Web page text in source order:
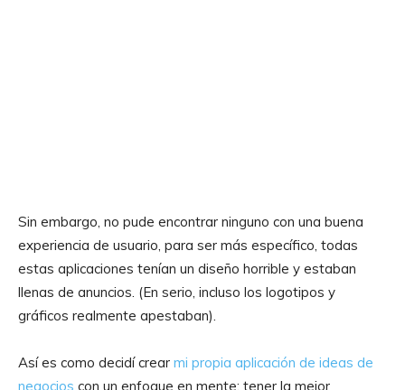
Sin embargo, no pude encontrar ninguno con una buena
experiencia de usuario, para ser más específico, todas
estas aplicaciones tenían un diseño horrible y estaban
llenas de anuncios. (En serio, incluso los logotipos y
gráficos realmente apestaban).
Así es como decidí crear mi propia aplicación de ideas de
negocios con un enfoque en mente: tener la mejor